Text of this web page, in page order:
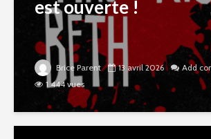
est ouverte !
Brice Parent 13 avril 2026
Add
1 444 vues